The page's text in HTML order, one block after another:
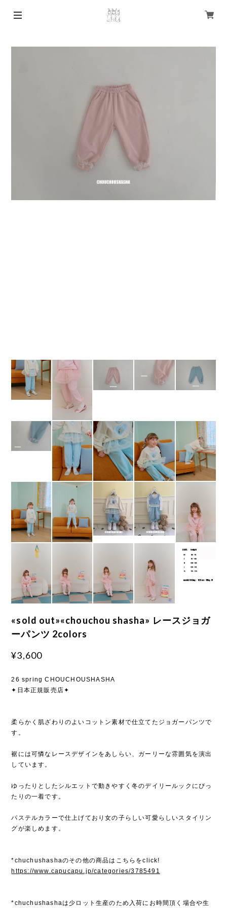
«sold out»«chouchou shasha» レースジョガ
ーパンツ 2colors
¥3,600
26 spring CHOUCHOUSHASHA
✦日本正規販売店✦
柔らかく肌ざわりのよいコットン素材で仕立てたジョガーパンツで
す。
裾には可憐なレースデザインをあしらい、ガーリーな雰囲気を演出
しています。
ゆったりとしたシルエットで動きやすく冬のデイリールックにぴっ
たりの一着です。
パステルカラーで仕上げており女の子らしい可愛らしいスタイリン
グが楽しめます。
*chuchushashaのその他の商品はこちらをclick!
https://www.capucapu.jp/categories/3785491
*chuchushashaは少ロット生産のため入荷にお時間頂く場合や生